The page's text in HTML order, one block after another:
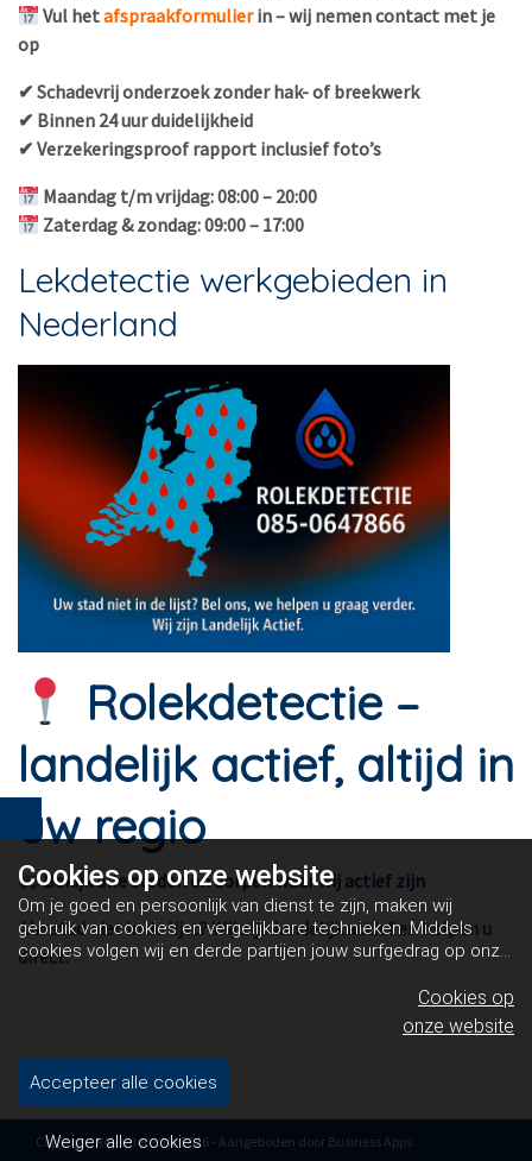
Vul hetafspraakformulierin – wij nemen contact met je
op
✔ Schadevrij onderzoek zonder hak- of breekwerk
✔ Binnen 24 uur duidelijkheid
✔ Verzekeringsproof rapport inclusief foto’s
Maandag t/m vrijdag: 08:00 – 20:00
Zaterdag & zondag: 09:00 – 17:00
Lekdetectie werkgebieden in
Nederland
Rolekdetectie –
landelijk actief, altijd in
uw regio
Bekijk alle steden en dorpen waar wij actief zijn
Uw stad niet in de lijst? Wij zijn landelijk actief en helpen u
direct.
Copyright Rolekdetectie 2026 - Aangeboden door Business Apps
Cookies oponze website
Om je goed en persoonlijk van dienst te zijn, maken wij
gebruik van cookies en vergelijkbare technieken. Middels
cookies volgen wij en derde partijen jouw surfgedrag op onze
en dit maakt het voor jou mogelijk om informatie te delen via
Cookies op
onze website
Accepteer alle cookies
Weiger alle cookies